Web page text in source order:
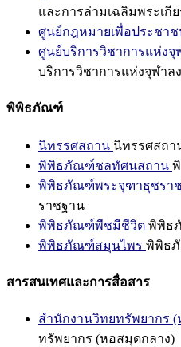
และการล่ามเฉลิมพระเกี
ศูนย์กฎหมายเพื่อประชา
ศูนย์บริการวิชาการแห่ง
บริการวิชาการแห่งจุฬา
พิพิธภัณฑ์
นิทรรศสถาน นิทรรศสถา
พิพิธภัณฑ์ชลทัศนสถาน
พิพิธภัณฑ์พระจุฑาธุชรา
ราชฐาน
พิพิธภัณฑ์พืชมีชีวิต พิพิธ
พิพิธภัณฑ์สมุนไพร พิพิธ
สารสนเทศและการสื่อสาร
สำนักงานวิทยทรัพยากร
ทรัพยากร (หอสมุดกลาง)